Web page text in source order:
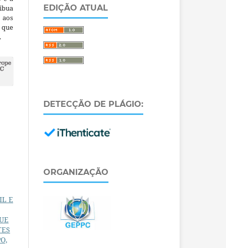
E
EDIÇÃO ATUAL
DETECÇÃO DE PLÁGIO:
ORGANIZAÇÃO